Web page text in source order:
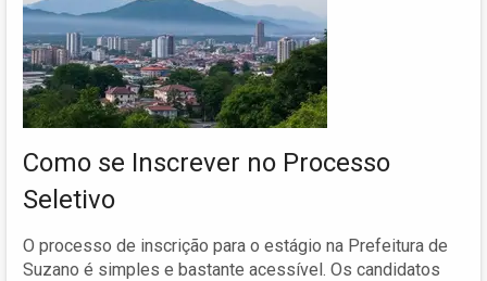
Como se Inscrever no Processo
Seletivo
O processo de inscrição para o estágio na Prefeitura de
Suzano é simples e bastante acessível. Os candidatos